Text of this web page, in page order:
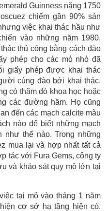
Guinness nặng 1750
chiếm gần 90% sản
việc khai thác hầu như
vào những năm 1980.
thủ công bằng cách đào
phép cho các mỏ nhỏ đã
giấy phép được khai thác
cùng đào bới khai thác.
có thăm dò khoa học hoặc
các đường hầm. Họ cũng
đến các mạch calcite màu
nào để biết những mạch
như thế nào. Trong những
mua lại và hợp nhất tất cả
tác với Fura Gems, công ty
và khảo sát quy mô lớn tại
tại mỏ vào tháng 1 năm
cơ sở hạ tầng hiện có.